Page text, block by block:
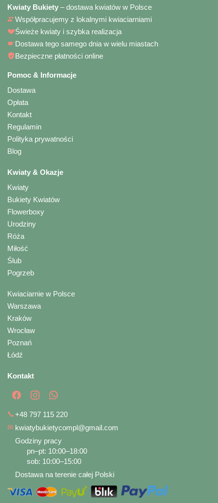
Kwiaty Bukiety – dostawa kwiatów w Polsce
Współpracujemy z lokalnymi kwiaciarniami
Świeże kwiaty i szybka realizacja
Dostawa tego samego dnia w wielu miastach
Bezpieczne płatności online
Pomoc & Informacje
Dostawa
Opłata
Kontakt
Regulamin
Polityka prywatności
Blog
Kwiaty & Okazje
Kwiaty
Bukiety Kwiatów
Flowerboxy
Urodziny
Róża
Miłość
Ślub
Pogrzeb
Kwiaciarnie w Polsce
Warszawa
Kraków
Wrocław
Poznań
Łódź
Kontakt
📞+48 797 115 220
✉ kwiatybukietycompl@gmail.com
Godziny pracy
pn–pt: 10:00–18:00
sob: 10:00–15:00
Dostawa na terenie całej Polski